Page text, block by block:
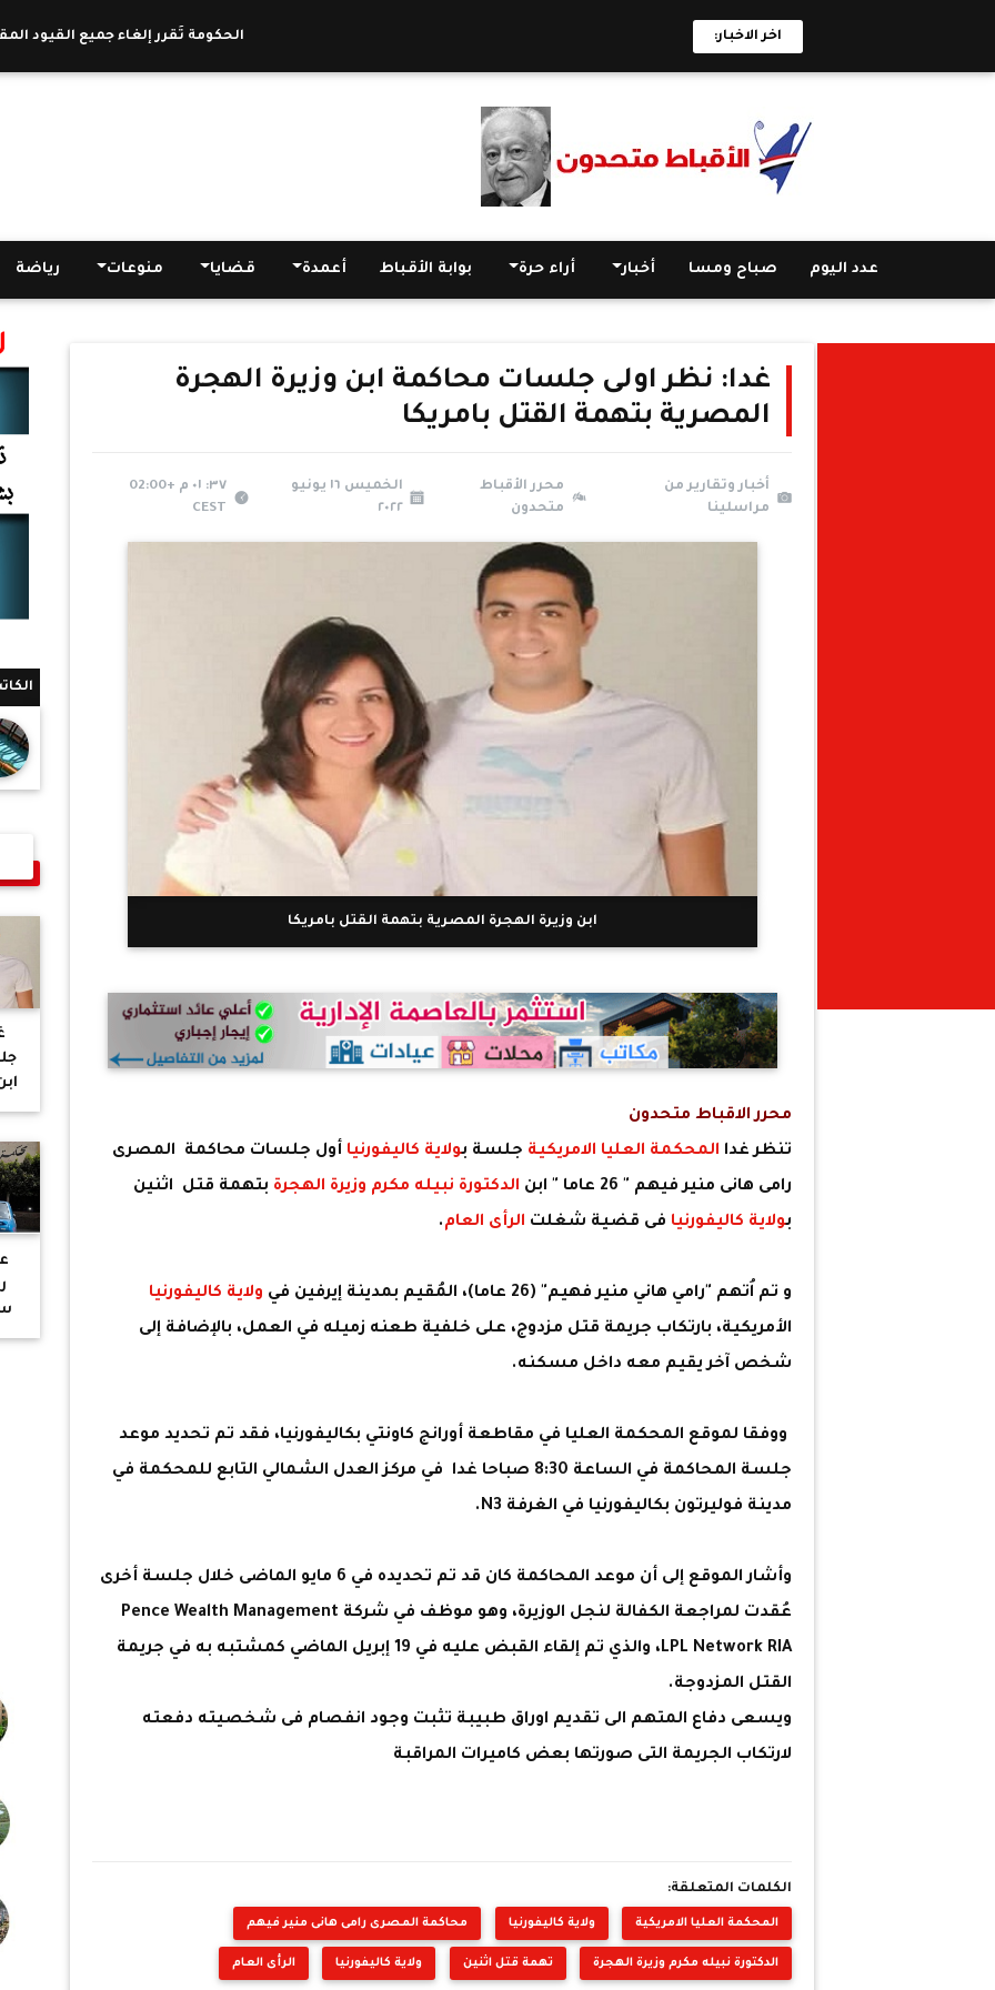
اخر الاخبار: الحكومة تُقرر إلغاء جميع القيود
عدد اليوم صباح ومسا أخبار أراء حرة بوابة الأقباط أعمدة قضايا منوعات رياضة
غدا: نظر اولى جلسات محاكمة ابن وزيرة الهجرة
المصرية بتهمة القتل بامريكا
أخبار وتقارير من
مراسلينا
محرر الأقباط
متحدون
الخميس ١٦ يونيو
٢٠٢٢
٣٧: ٠١ م +02:00
CEST
ابن وزيرة الهجرة المصرية بتهمة القتل بامريكا
محرر الاقباط متحدون
تنظر غدا المحكمة العليا الامريكية جلسة بولاية كاليفورنيا أول جلسات محاكمة المصرى
رامى هانى منير فيهم " 26 عاما " ابن
الدكتورة نبيله مكرم وزيرة الهجرة بتهمة قتل اثنين
بولاية كاليفورنيا فى قضية شغلت الرأى العام.
و تم اُتهم "رامي هاني منير فهيم" (26 عاما)، المُقيم بمدينة إيرفين في
ولاية كاليفورنيا
الأمريكية، بارتكاب جريمة قتل مزدوج، على خلفية طعنه زميله في العمل، بالإضافة إلى
شخص آخر يقيم معه داخل مسكنه.
ووفقا لموقع المحكمة العليا في مقاطعة أورانج كاونتي بكاليفورنيا، فقد تم تحديد موعد
جلسة المحاكمة في الساعة 8:30 صباحا غدا في مركز العدل الشمالي التابع للمحكمة في
مدينة فوليرتون بكاليفورنيا في الغرفة N3.
وأشار الموقع إلى أن موعد المحاكمة كان قد تم تحديده في 6 مايو الماضى خلال جلسة أخرى
عُقدت لمراجعة الكفالة لنجل الوزيرة، وهو موظف في شركة Pence Wealth Management
LPL Network RIA، والذي تم إلقاء القبض عليه في 19 إبريل الماضي كمشتبه به في جريمة
القتل المزدوجة.
ويسعى دفاع المتهم الى تقديم اوراق طبيبة تثبت وجود انفصام فى شخصيته دفعته
لارتكاب الجريمة التى صورتها بعض كاميرات المراقبة
الكلمات المتعلقة:
المحكمة العليا الامريكية ولاية كاليفورنيا محاكمة المصرى رامى هانى منير فيهم
الدكتورة نبيله مكرم وزيرة الهجرة تهمة قتل اثنين ولاية كاليفورنيا الرأى العام